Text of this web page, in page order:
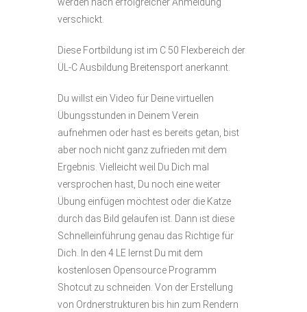
verschickt.
Diese Fortbildung ist im C 50 Flexbereich der
ÜL-C Ausbildung Breitensport anerkannt.
Du willst ein Video für Deine virtuellen
Übungsstunden in Deinem Verein
aufnehmen oder hast es bereits getan, bist
aber noch nicht ganz zufrieden mit dem
Ergebnis. Vielleicht weil Du Dich mal
versprochen hast, Du noch eine weiter
Übung einfügen möchtest oder die Katze
durch das Bild gelaufen ist. Dann ist diese
Schnelleinführung genau das Richtige für
Dich. In den 4 LE lernst Du mit dem
kostenlosen Opensource Programm
Shotcut zu schneiden. Von der Erstellung
von Ordnerstrukturen bis hin zum Rendern